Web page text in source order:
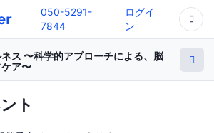
050-5291-
7844
ログイ
ン
ス 〜科学的アプローチによる、脳
ア〜
ト